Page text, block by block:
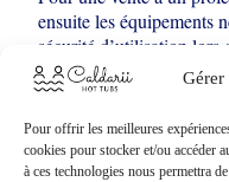
Gérer
Pour offrir les meilleures
cookies pour stocker et/ou accéder
à ces technologies nous permettra
ensuite les équipements
sécurité d’utilisation lors
revente,CALDARII SAS
d’un éventuel accident
qui n’aurait été
commande.